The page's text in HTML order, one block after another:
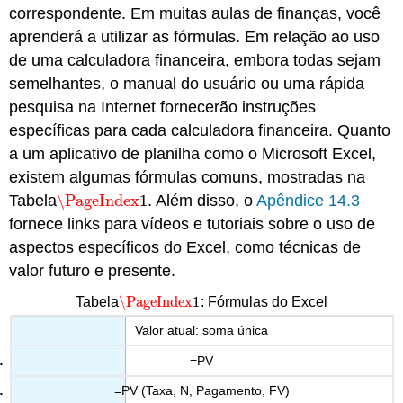
correspondente. Em muitas aulas de finanças, você
aprenderá a utilizar as fórmulas. Em relação ao uso
de uma calculadora financeira, embora todas sejam
semelhantes, o manual do usuário ou uma rápida
pesquisa na Internet fornecerão instruções
específicas para cada calculadora financeira. Quanto
a um aplicativo de planilha como o Microsoft Excel,
existem algumas fórmulas comuns, mostradas na
Tabela\PageIndex1
\PageIndex1. Além disso, oApêndice 14.3
fornece links para vídeos e tutoriais sobre o uso de
aspectos específicos do Excel, como técnicas de
valor futuro e presente.
Tabela\PageIndex1
\PageIndex1: Fórmulas do Excel
Valor atual: soma única
=PV
=PV (Taxa, N, Pagamento, FV)